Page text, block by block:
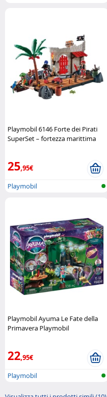
Playmobil 6146 Forte dei Pirati
SuperSet – fortezza marittima
25,95€
Playmobil
Playmobil Ayuma Le Fate della
Primavera Playmobil
22,95€
Playmobil